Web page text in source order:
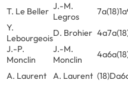
T. Le Beller J.-M.
Legros
Y.
LebourgeoisD. Brohier
J.-P.
Monclin
J.-M.
Monclin
A. Laurent A. Laurent